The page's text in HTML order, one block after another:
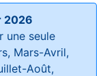
2026
une seule
Mars-Avril,
Août,